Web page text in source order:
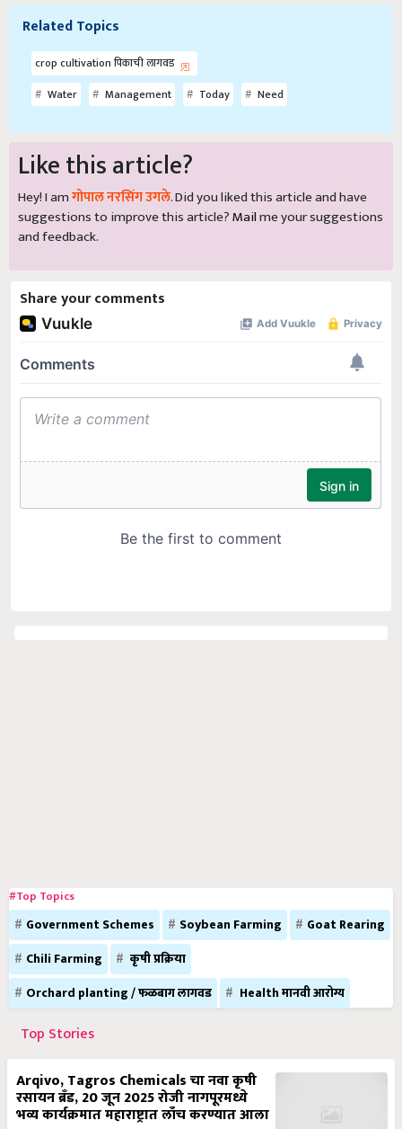
Related Topics
crop cultivation पिकाची लागवड
Water
Management Today Need
Like this article?
Hey! I amगोपाल नरसिंग उगले. Did you liked this article and have
suggestions to improve this article?Mailme your suggestions
and feedback.
Share your comments
#Top Topics
Government Schemes Soybean Farming
Goat Rearing
Chili Farming
कृषी प्रक्रिया
Orchard planting / फळबाग लागवड
Health मानवी आरोग्य
Top Stories
Arqivo, Tagros Chemicals चा नवा कृषी
रसायन ब्रँड, 20 जून 2025 रोजी नागपूरमध्ये
भव्य कार्यक्रमात महाराष्ट्रात लाँच करण्यात आला